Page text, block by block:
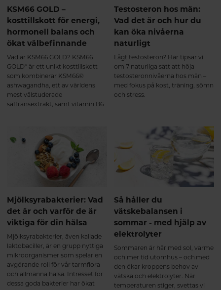
KSM66 GOLD –
kosttillskott för energi,
hormonell balans och
ökat välbefinnande
Vad är KSM66 GOLD? KSM66
GOLD* är ett unikt kosttillskott
som kombinerar KSM66®
ashwagandha, ett av världens
mest välstuderade
saffransextrakt, samt vitamin B6
och sinne vid: Stress och
utmattning Oro och
sömnproblem Hormonell
obalans Nedsatt libido Produkten
är lika effektiv för både kvinnor
och män. Hur fungerar KSM66
GOLD? Samverkande extrakt för
ökad effekt. KSM66, saffran och
med samma mål: att återställa
emotionell balans, energi och
hormonell stabilitet. Mer ork och
inre lugn Ashwagandha (KSM66)
stärker kroppens motståndskraft
mot stress och bidrar till
normalisering av kortisolnivåer.
Testosteron hos män:
Vad det är och hur du
kan öka nivåerna
naturligt
Lågt testosteron? Här tipsar vi
om 7 naturliga sätt att höja
testosteronnivåerna hos män –
med fokus på kost, träning, sömn
och stress.
Mjölksyrabakterier: Vad
det är och varför de är
viktiga för din hälsa
Mjölksyrabakterier, även kallade
laktobaciller, är en grupp nyttiga
mikroorganismer som spelar en
avgörande roll för vår tarmflora
och allmänna hälsa. Intresset för
dessa goda bakterier har ökat
Så håller du
vätskebalansen i
sommar - med hjälp av
elektrolyter
Sommaren är här med sol, värme
och mer tid utomhus – och med
den ökar kroppens behov av
vätska och elektrolyter. När
temperaturen stiger, svettas vi